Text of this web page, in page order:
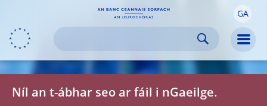
content GA
Níl an t-ábhar seo ar fáil i nGaeilge.